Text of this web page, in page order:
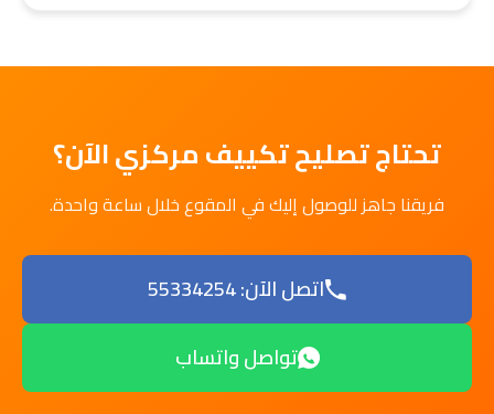
تحتاج تصليح تكييف مركزي الآن؟
فريقنا جاهز للوصول إليك في المقوع خلال ساعة واحدة.
اتصل الآن: 55334254
تواصل واتساب